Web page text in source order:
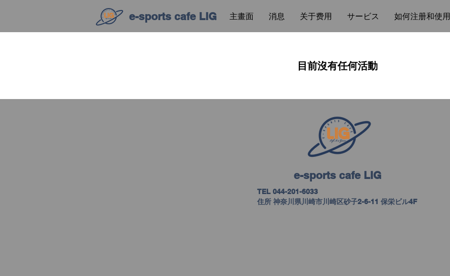
主畫面 消息 关于费用 サービス 如何注册和使
e-sports cafe LIG
目前沒有任何活動
e-sports cafe LIG
​TEL 044-201-6033
住所 神奈川県川崎市川崎区砂子2-6-11 保栄ビル4F